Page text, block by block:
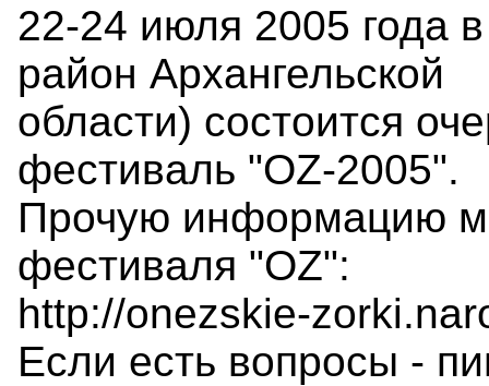
22-24 июля 2005 года
район Архангельской
области) состоится
фестиваль "OZ-2005".
Прочую информацию
фестиваля "OZ":
http://onezskie-
Если есть вопросы -